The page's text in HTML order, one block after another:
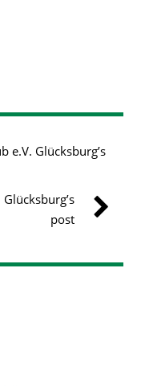
e.V. Glücksburg’s
post